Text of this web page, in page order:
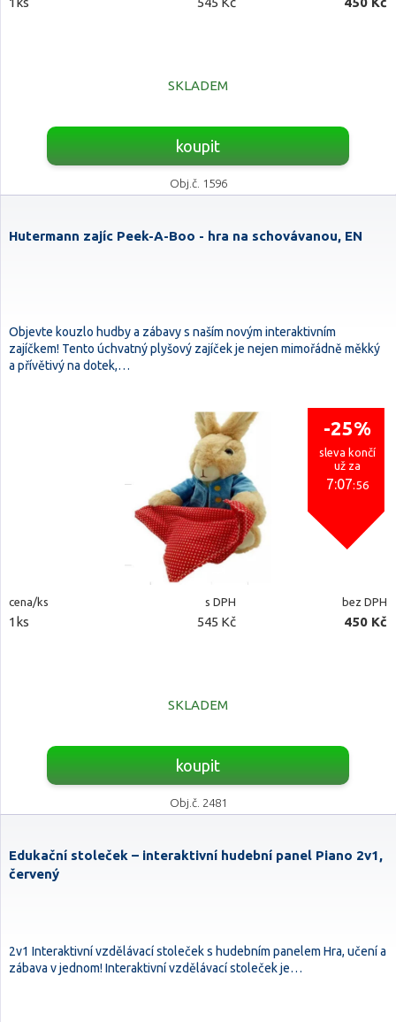
SKLADEM
koupit
Obj.č. 1596
Hutermann zajíc Peek-A-Boo - hra na schovávanou, EN
Objevte kouzlo hudby a zábavy s naším novým interaktivním
zajíčkem! Tento úchvatný plyšový zajíček je nejen mimořádně měkký
a přívětivý na dotek,…
-25%
sleva končí
už za
7:07:54
cena/ks s DPH bez DPH
1ks 545 Kč 450 Kč
SKLADEM
koupit
Obj.č. 2481
Edukační stoleček – interaktivní hudební panel Piano 2v1,
červený
2v1 Interaktivní vzdělávací stoleček s hudebním panelem Hra, učení a
zábava v jednom! Interaktivní vzdělávací stoleček je…